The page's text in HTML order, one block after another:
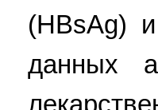
(HBsAg)
данных